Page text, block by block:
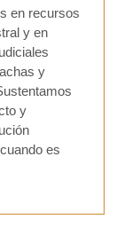
en recursos
y en
y
y
es